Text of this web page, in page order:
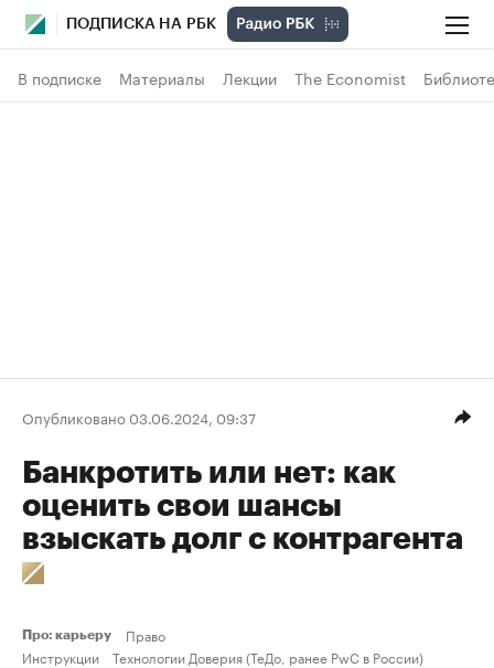
ПОДПИСКА НА РБК
В подписке Материалы Лекции The Economist
Опубликовано 03.06.2024, 09:37
Банкротить или нет: как
оценить свои шансы
взыскать долг с контрагента
Про: карьеру
Право
Инструкции
Технологии Доверия (ТеДо, ранее PwC в России)